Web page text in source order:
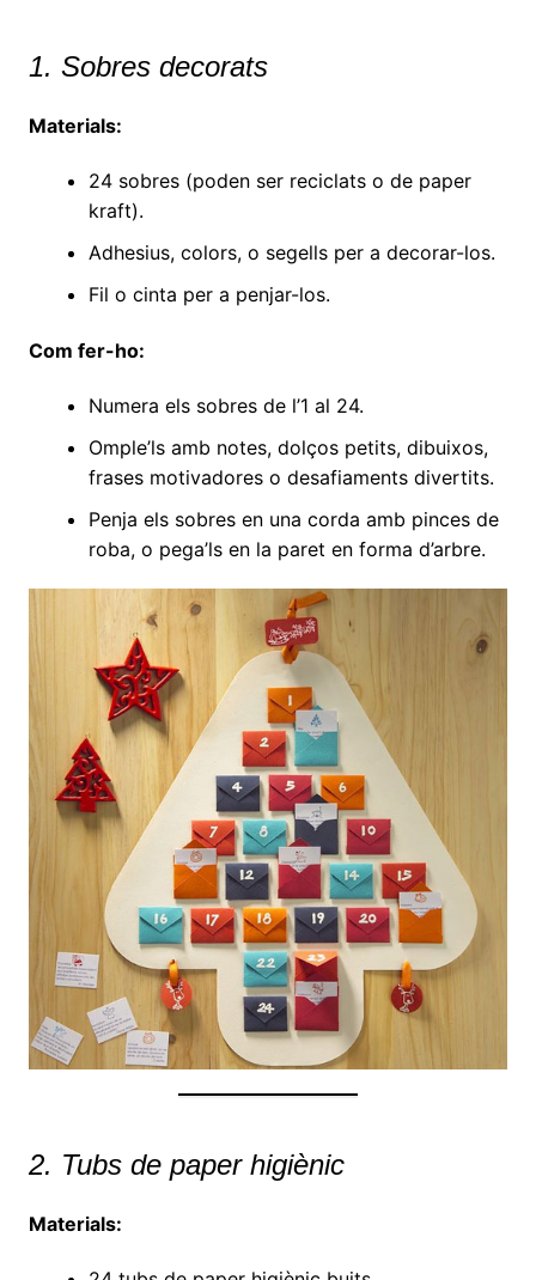
1. Sobres decorats
Materials:
24 sobres (poden ser reciclats o de paper
kraft).
Adhesius, colors, o segells per a decorar-los.
Fil o cinta per a penjar-los.
Com fer-ho:
Numera els sobres de l’1 al 24.
Omple’ls amb notes, dolços petits, dibuixos,
frases motivadores o desafiaments divertits.
Penja els sobres en una corda amb pinces de
roba, o pega’ls en la paret en forma d’arbre.
2. Tubs de paper higiènic
Materials: